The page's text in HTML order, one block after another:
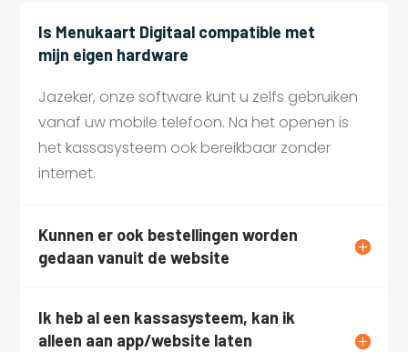
Is Menukaart Digitaal compatible met
mijn eigen hardware
Jazeker, onze software kunt u zelfs gebruiken
vanaf uw mobile telefoon. Na het openen is
het kassasysteem ook bereikbaar zonder
internet.
Kunnen er ook bestellingen worden
gedaan vanuit de website
Ik heb al een kassasysteem, kan ik
alleen aan app/website laten